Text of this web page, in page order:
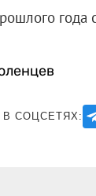
года
В СОЦСЕТЯХ: